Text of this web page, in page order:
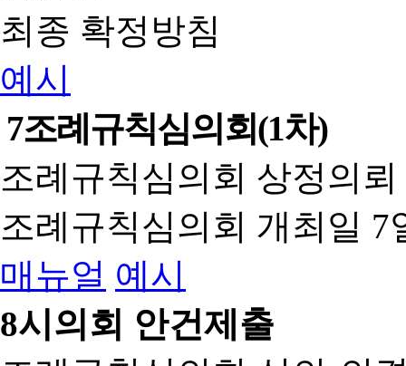
최종 확정방침
예시
7조례규칙심의회(1차)
조례규칙심의회 상정의
조례규칙심의회 개최일 7
매뉴얼 예시
8시의회 안건제출